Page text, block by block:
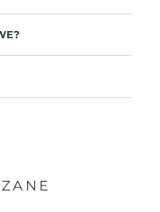
makijażu.
nieczystości,
delikatnie usuwają